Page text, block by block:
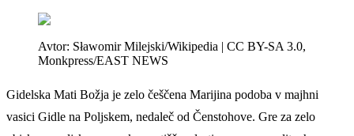
Avtor: Sławomir Milejski/Wikipedia | CC BY-SA 3.0,
Monkpress/EAST NEWS
Gidelska Mati Božja je zelo češčena Marijina podoba v majhni
vasici Gidle na Poljskem, nedaleč od Čenstohove. Gre za zelo